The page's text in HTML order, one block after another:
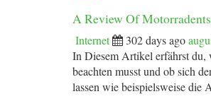
A Review Of
Internet 302 days ago
In Diesem Artikel erfährst du,
beachten musst und ob sich
lassen wie beispielsweise die